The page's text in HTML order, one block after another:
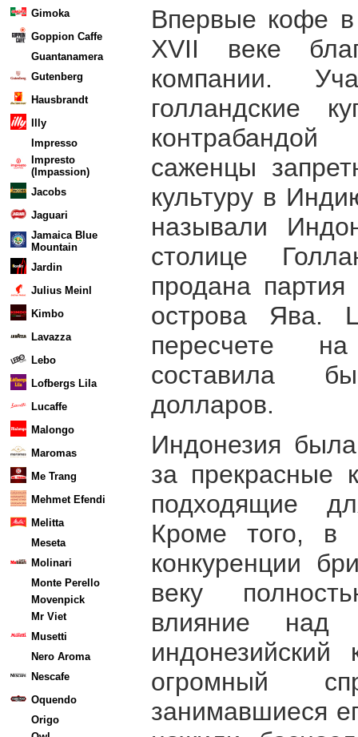
Gimoka
Goppion Caffe
Guantanamera
Gutenberg
Hausbrandt
Illy
Impresso
Impresto
(Impassion)
Jacobs
Jaguari
Jamaica Blue
Mountain
Jardin
Julius Meinl
Kimbo
Lavazza
Lebo
Lofbergs Lila
Lucaffe
Malongo
Maromas
Me Trang
Mehmet Efendi
Melitta
Meseta
Molinari
Monte Perello
Movenpick
Mr Viet
Musetti
Nero Aroma
Nescafe
Oquendo
Origo
Впервые кофе
XVII веке
компании.
голландские
саженцы
культуру в
называли
столице
продана партия
острова Ява.
пересчете
составила
долларов.
Индонезия
за прекрасные
подходящие
Кроме того, в
конкуренции
веку
влияние над
огромный
занимавшиеся